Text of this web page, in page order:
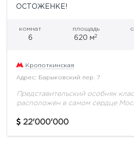
ОСТОЖЕНКЕ!
комнат
6
площадь
620 м2
Кропоткинская
Адрес: Барыковский пер. 7
Представительский особняк
расположен в самом сердце
Пречистенка. Данный район,
22'000'000